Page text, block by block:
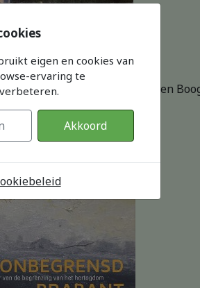
Maria Baartmans-van den
eigen en cookies van
ervaring te
Akkoord